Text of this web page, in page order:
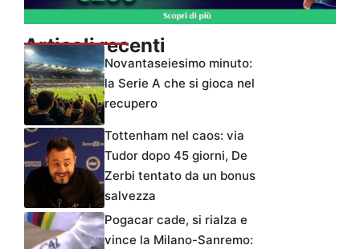
Articoli recenti
Novantaseiesimo minuto:
la Serie A che si gioca nel
recupero
Tottenham nel caos: via
Tudor dopo 45 giorni, De
Zerbi tentato da un bonus
salvezza
Pogacar cade, si rialza e
vince la Milano-Sanremo: